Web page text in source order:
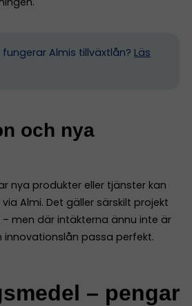
fungerar Almis tillväxtlån? Läs
och nya
nya produkter eller tjänster kan
Almi. Det gäller särskilt projekt
men där intäkterna ännu inte är
innovationslån passa perfekt.
– pengar